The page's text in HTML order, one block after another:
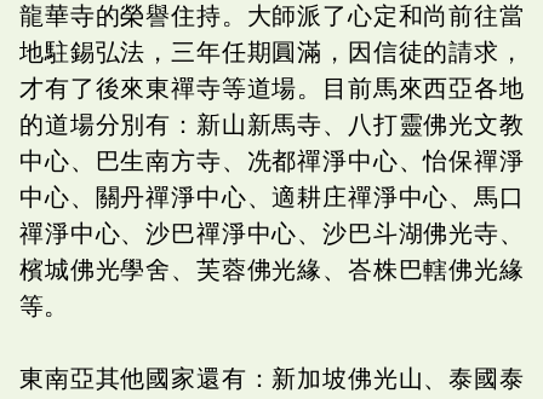
龍華寺的榮譽住持。大師派了心定和尚前往當
地駐錫弘法，三年任期圓滿，因信徒的請求，
才有了後來東禪寺等道場。目前馬來西亞各地
的道場分別有：新山新馬寺、八打靈佛光文教
中心、巴生南方寺、冼都禪淨中心、怡保禪淨
中心、關丹禪淨中心、適耕庄禪淨中心、馬口
禪淨中心、沙巴禪淨中心、沙巴斗湖佛光寺、
檳城佛光學舍、芙蓉佛光緣、峇株巴轄佛光緣
等。
東南亞其他國家還有：新加坡佛光山、泰國泰